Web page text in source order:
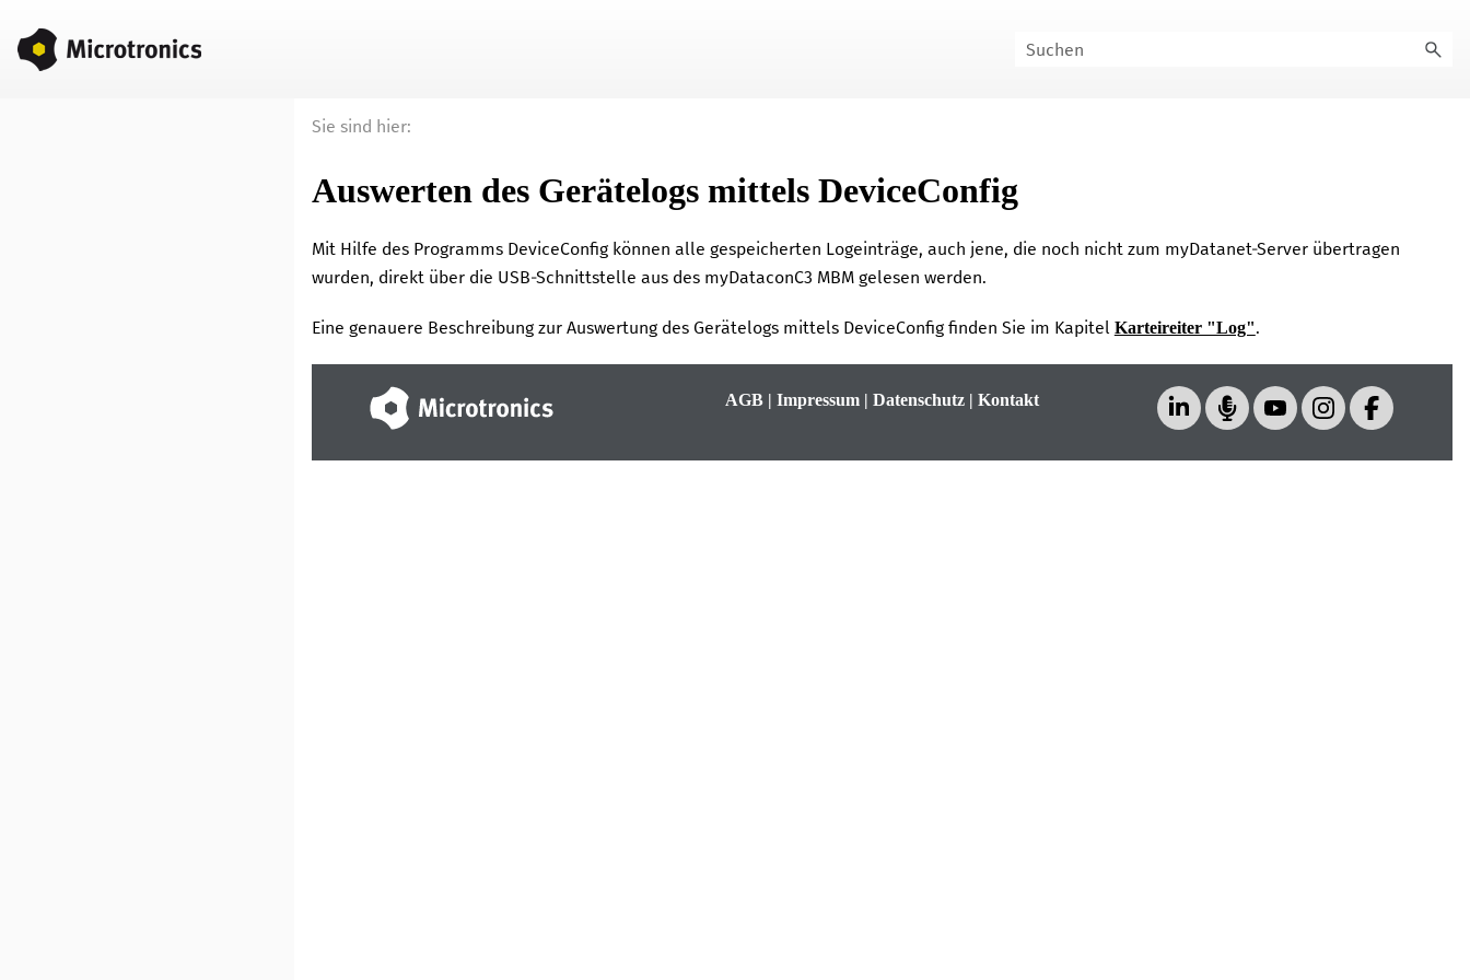
Sie sind hier:
Auswerten des Gerätelogs mittels DeviceConfig
Mit Hilfe des Programms DeviceConfig können alle gespeicherten Logeinträge, auch jene, die noch nicht zum myDatanet-Server übertragen
wurden, direkt über die USB-Schnittstelle aus des myDataconC3 MBM gelesen werden.
Eine genauere Beschreibung zur Auswertung des Gerätelogs mittels DeviceConfig finden Sie im Kapitel Karteireiter "Log".
AGB| Impressum| Datenschutz| Kontakt